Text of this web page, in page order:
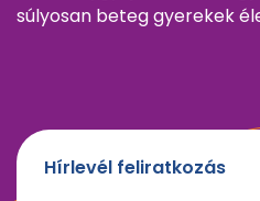
súlyosan beteg gyerekek
Hírlevél feliratkozás